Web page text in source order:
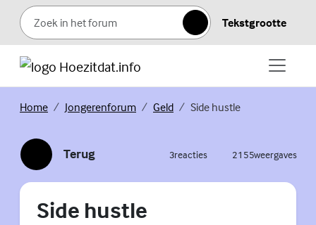
Skip to content
Zoeken
Tekstgrootte
Home(Externe link)
Jongerenforum(Externe link)
Geld(Externe link)
Side hustle
Terug
(Externe link) 3reacties 2155weergaves
Side hustle